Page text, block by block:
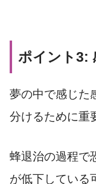
ポイント3:
夢の中で感じた
分けるために重
蜂退治の過程で
が低下している